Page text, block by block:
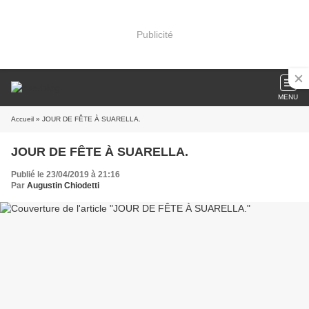
Publicité
MENU
Accueil » JOUR DE FÊTE À SUARELLA.
JOUR DE FÊTE À SUARELLA.
Publié le 23/04/2019 à 21:16
Par Augustin Chiodetti